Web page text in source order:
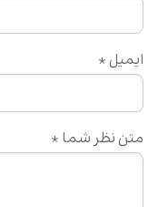
متن نظر شما *
ایمیل *